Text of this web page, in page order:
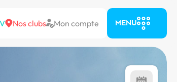
Nos clubs Mon compte MENU